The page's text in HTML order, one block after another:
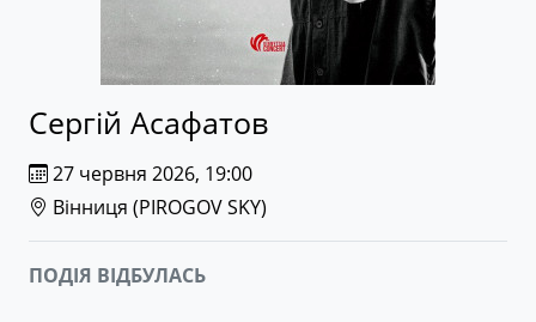
Сергій Асафатов
27 червня 2026, 19:00
Вінниця (PIROGOV SKY)
ПОДІЯ ВІДБУЛАСЬ